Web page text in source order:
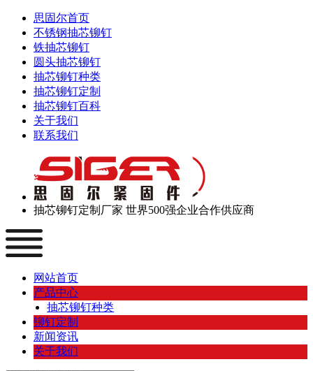
思固尔首页
不锈钢抽芯铆钉
铁抽芯铆钉
圆头抽芯铆钉
抽芯铆钉种类
抽芯铆钉定制
抽芯铆钉百科
关于我们
联系我们
抽芯铆钉定制厂家 世界500强企业合作供应商
网站首页
产品中心
抽芯铆钉种类
铆钉定制
新闻资讯
关于我们